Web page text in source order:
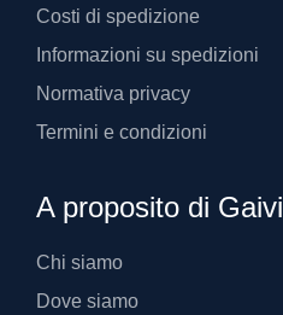
Costi di spedizione
Informazioni su spedizioni
Normativa privacy
Termini e condizioni
A proposito di Gaivi
Chi siamo
Dove siamo